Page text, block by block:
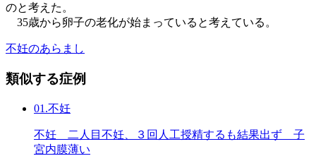
のと考えた。
35歳から卵子の老化が始まっていると考えている。
不妊のあらまし
類似する症例
01.不妊
不妊 二人目不妊、３回人工授精するも結果出ず 子
宮内膜薄い